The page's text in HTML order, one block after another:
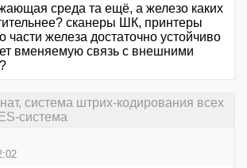
среда та ещё, а железо каких
сканеры ШК, принтеры
части железа достаточно устойчиво
вменяемую связь с внешними
система штрих-кодирования всех
система